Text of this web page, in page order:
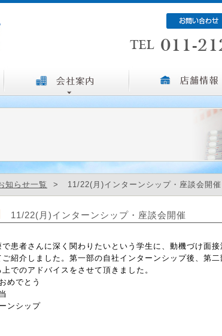
知らせ一覧 > 11/22(月)インターンシップ・座談会開催
11/22(月)インターンシップ・座談会開催
で患者さんに深く関わりたいという学生に、動機づけ面
ご紹介しました。第一部の自社インターンシップ後、第
でのアドバイスをさせて頂きました。
めでとう
ンシップ